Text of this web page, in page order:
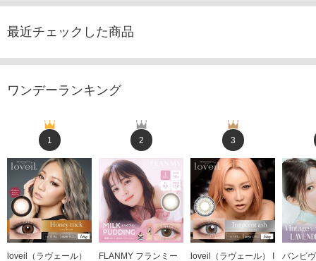
最近チェックした商品
ワンデーランキング
1
loveil（ラヴェール）
2
FLANMY フランミー
3
loveil（ラヴェール） I
バンビ